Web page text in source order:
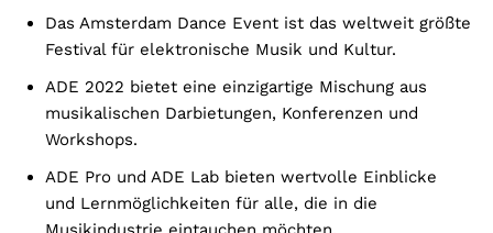
Das Amsterdam Dance Event ist das weltweit größte
Festival für elektronische Musik und Kultur.
ADE 2022 bietet eine einzigartige Mischung aus
musikalischen Darbietungen, Konferenzen und
Workshops.
ADE Pro und ADE Lab bieten wertvolle Einblicke
und Lernmöglichkeiten für alle, die in die